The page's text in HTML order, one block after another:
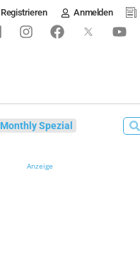
Registrieren Anmelden
Monthly Spezial
Anzeige